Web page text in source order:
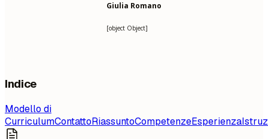
Giulia Romano
[object Object]
Indice
Modello di
CurriculumContattoRiassuntoCompetenzeEsperienza